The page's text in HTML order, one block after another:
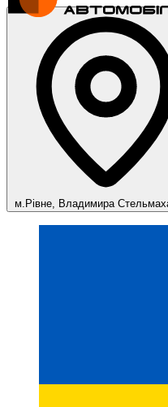
м.Рівне, Владимира